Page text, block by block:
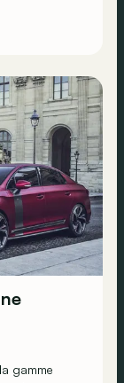
avons
répondant à
à six
gamme